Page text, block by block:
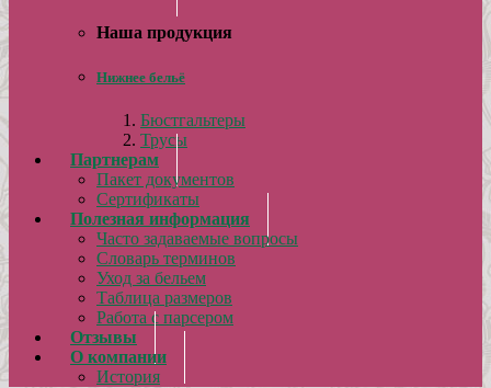
Наша продукция
Нижнее бельё
Бюстгальтеры
Трусы
Партнерам
Пакет документов
Сертификаты
Полезная информация
Часто задаваемые вопросы
Словарь терминов
Уход за бельем
Таблица размеров
Работа с парсером
Отзывы
О компании
История